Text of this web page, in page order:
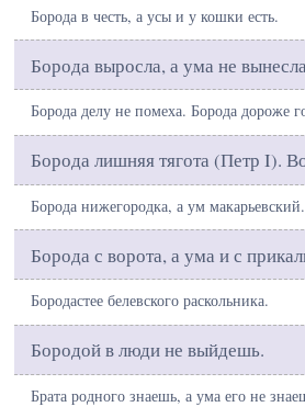
Борода в честь, а усы и у кошки есть.
Борода выросла, а ума не
Борода делу не помеха. Борода дороже
Борода лишняя тягота (Петр I).
Борода нижегородка, а ум макарьевский.
Борода с ворота, а ума и с
Бородастее белевского раскольника.
Бородой в люди не выйдешь.
Брата родного знаешь, а ума его не